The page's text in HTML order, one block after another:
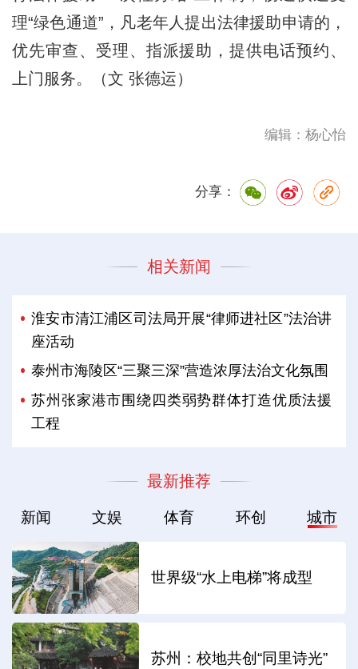
理“绿色通道”，凡老年人提出法律援助申请的，
优先审查、受理、指派援助，提供电话预约、
上门服务。（文 张德运）
编辑：杨心怡
分享：
相关新闻
淮安市清江浦区司法局开展“律师进社区”法治讲
座活动
泰州市海陵区“三聚三深”营造浓厚法治文化氛围
苏州张家港市围绕四类弱势群体打造优质法援
工程
最新推荐
新闻 文娱 体育 环创 城市
世界级“水上电梯”将成型
苏州：校地共创“同里诗光”